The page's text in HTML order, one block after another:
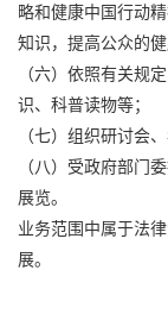
略和健康中国行动
知识，提高公众的
（六）依照有关规
识、科普读物等；
（七）组织研讨会
（八）受政府部门
展览。
业务范围中属于法
展。